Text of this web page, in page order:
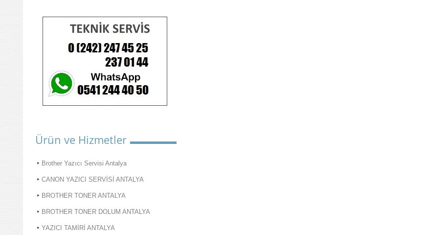
Ürün ve Hizmetler
Brother Yazıcı Servisi Antalya
CANON YAZICI SERVİSİ ANTALYA
BROTHER TONER ANTALYA
BROTHER TONER DOLUM ANTALYA
YAZICI TAMİRİ ANTALYA